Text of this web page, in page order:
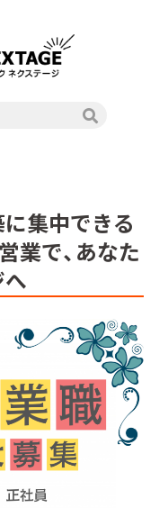
集中できる
業で、あなた